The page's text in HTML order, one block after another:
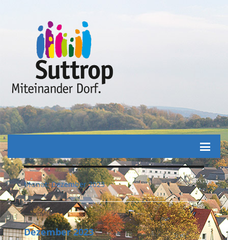
Monat:Dezember 2023
Dezember 2023